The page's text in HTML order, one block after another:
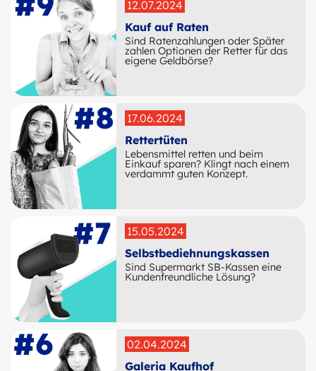
12.07.2024
Kauf auf Raten
Sind Ratenzahlungen oder Später
zahlen Optionen der Retter für das
eigene Geldbörse?
17.06.2024
Rettertüten
Lebensmittel retten und beim
Einkauf sparen? Klingt nach einem
verdammt guten Konzept.
15.05.2024
Selbstbediehnungskassen
Sind Supermarkt SB-Kassen eine
Kundenfreundliche Lösung?
02.04.2024
Galeria Kaufhof